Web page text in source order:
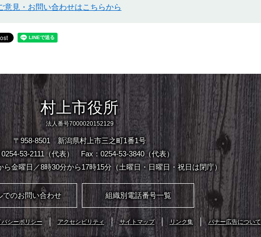
意見・お問い合わせはこちらから
村上市役所
法人番号7000020152129
〒958-8501 新潟県村上市三之町1番1号
0254-53-2111（代表）
Fax：0254-53-3840（代表）
ら金曜日／8時30分から17時15分（土曜日・日曜日・祝日は閉庁）
でのお問い合わせ 組織別電話番号一覧
バシーポリシー アクセシビリティ サイトマップ リンク集 バナー広告について